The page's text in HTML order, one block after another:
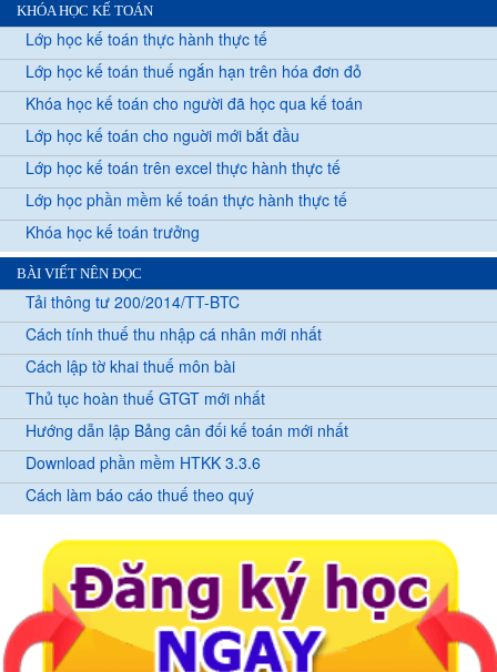
KHÓA HỌC KẾ TOÁN
Lớp học kế toán thực hành thực tế
Lớp học kế toán thuế ngắn hạn trên hóa đơn đỏ
Khóa học kế toán cho người đã học qua kế toán
Lớp học kế toán cho nguời mới bắt đầu
Lớp học kế toán trên excel thực hành thực tế
Lớp học phần mềm kế toán thực hành thực tế
Khóa học kế toán trưởng
BÀI VIẾT NÊN ĐỌC
Tải thông tư 200/2014/TT-BTC
Cách tính thuế thu nhập cá nhân mới nhất
Cách lập tờ khai thuế môn bài
Thủ tục hoàn thuế GTGT mới nhất
Hướng dẫn lập Bảng cân đối kế toán mới nhất
Download phần mềm HTKK 3.3.6
Cách làm báo cáo thuế theo quý